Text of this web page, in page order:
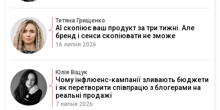
Тетяна Грищенко
AI скопіює ваш продукт за три тижні. Але
бренд і сенси скопіювати не зможе
16 липня 2026
Юлія Віщук
Чому інфлюенс-кампанії зливають бюджети
і як перетворити співпрацю з блогерами на
реальні продажі
7 липня 2026